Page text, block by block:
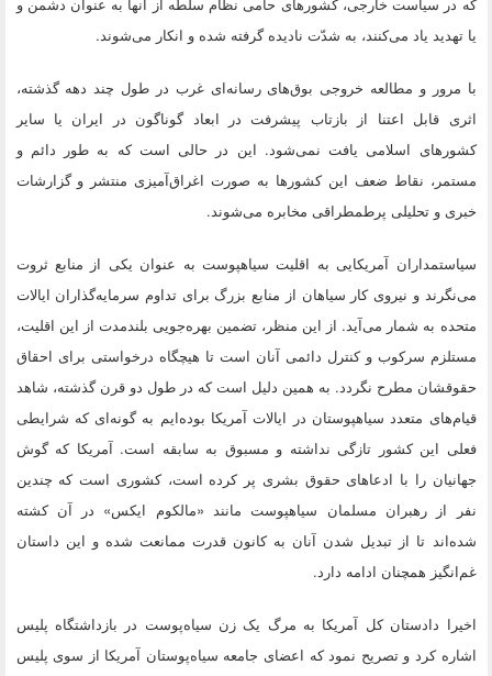
یا تهدید یاد می‌کنند، به شدّت نادیده گرفته شده و انکار می‌شوند.
با مرور و مطالعه‌ خروجی بوق‌های رسانه‌ای غرب در طول چند دهه گذشته،
اثری قابل اعتنا از بازتاب پیشرفت‌ در ابعاد گوناگون در ایران یا سایر
کشورهای اسلامی یافت نمی‌شود. این در حالی است که به طور دائم و
مستمر، نقاط ضعف این کشورها به صورت اغراق‌آمیزی منتشر و گزارشات
خبری و تحلیلی پرطمطراقی مخابره می‌شوند.
سیاستمداران آمریکایی به اقلیت سیاهپوست به عنوان یکی از منابع ثروت
می‌نگرند و نیروی کار سیاهان از منابع بزرگ برای تداوم سرمایه‌گذاران ایالات
متحده به شمار می‌آید. از این منظر، تضمین بهره‌جویی بلندمدت از این اقلیت،
مستلزم سرکوب و کنترل دائمی آنان است تا هیچگاه درخواستی برای احقاق
حقوقشان مطرح نگردد. به همین دلیل است که در طول دو قرن گذشته، شاهد
قیام‌های متعدد سیاهپوستان در ایالات آمریکا بوده‌ایم به گونه‌ای که شرایطی
فعلی این کشور تازگی نداشته و مسبوق به سابقه است. آمریکا که گوش
جهانیان را با ادعاهای حقوق بشری پر کرده است، کشوری است که چندین
نفر از رهبران مسلمان سیاهپوست‌ مانند «مالکوم ایکس» در آن کشته
شده‌اند تا از تبدیل شدن آنان به کانون قدرت ممانعت شده و این داستان
غم‌انگیز همچنان ادامه دارد.
اخیرا دادستان کل آمریکا به مرگ یک زن سیاه‌پوست در بازداشتگاه پلیس
اشاره کرد و تصریح نمود که اعضای جامعه سیاه‌پوستان آمریکا از سوی پلیس